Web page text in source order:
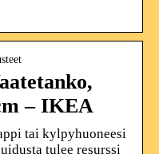
– IKEA
tai kylpyhuoneesi
tulee resurssi